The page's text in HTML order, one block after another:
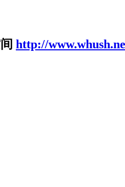
http://